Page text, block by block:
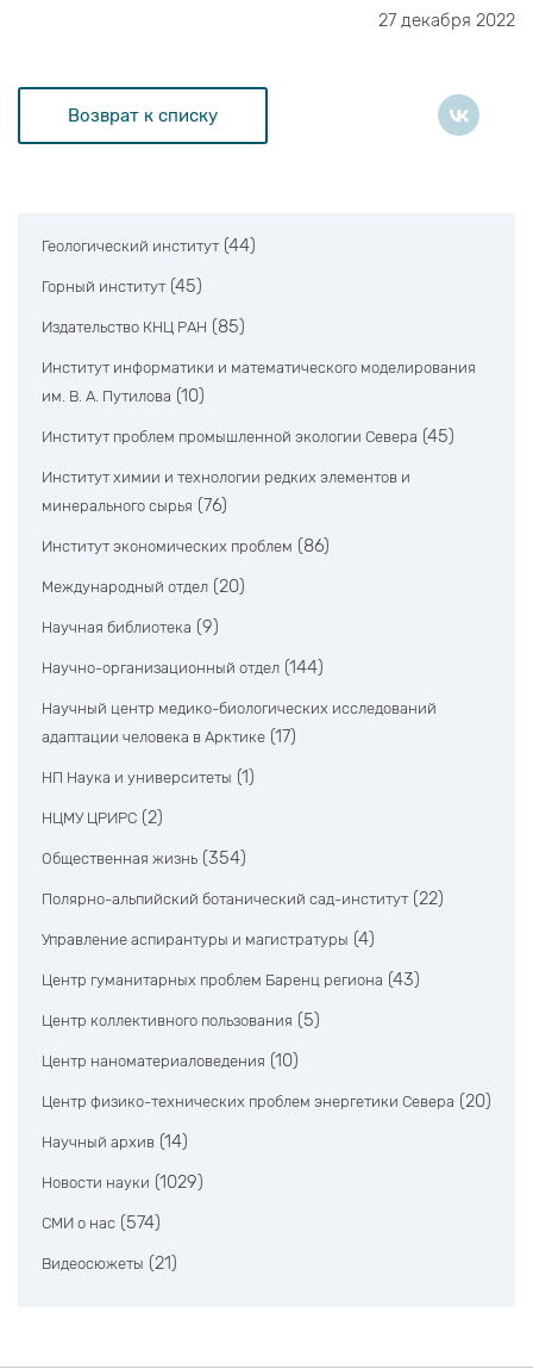
27 декабря 2022
Возврат к списку
Геологический институт (44)
Горный институт (45)
Издательство КНЦ РАН (85)
Институт информатики и математического моделирования
им. В. А. Путилова (10)
Институт проблем промышленной экологии Севера (45)
Институт химии и технологии редких элементов и
минерального сырья (76)
Институт экономических проблем (86)
Международный отдел (20)
Научная библиотека (9)
Научно-организационный отдел (144)
Научный центр медико-биологических исследований
адаптации человека в Арктике (17)
НП Наука и университеты (1)
НЦМУ ЦРИРС (2)
Общественная жизнь (354)
Полярно-альпийский ботанический сад-институт (22)
Управление аспирантуры и магистратуры (4)
Центр гуманитарных проблем Баренц региона (43)
Центр коллективного пользования (5)
Центр наноматериаловедения (10)
Центр физико-технических проблем энергетики Севера (20)
Научный архив (14)
Новости науки (1029)
СМИ о нас (574)
Видеосюжеты (21)